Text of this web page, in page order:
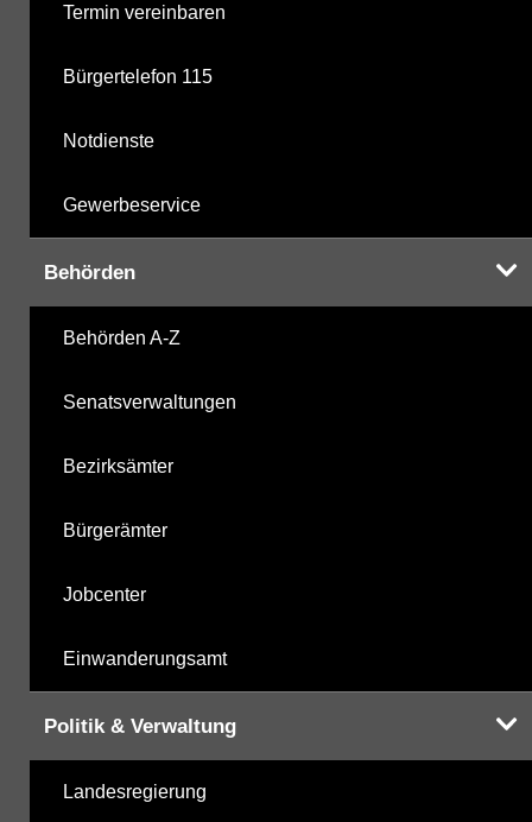
Termin vereinbaren
Bürgertelefon 115
Notdienste
Gewerbeservice
Behörden
Behörden A-Z
Senatsverwaltungen
Bezirksämter
Bürgerämter
Jobcenter
Einwanderungsamt
Politik & Verwaltung
Landesregierung